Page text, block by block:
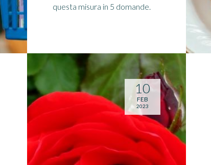
questa misura in 5 domande.
10
FEB
2023